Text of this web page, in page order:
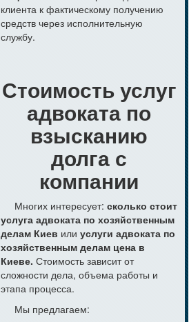
клиента к фактическому получению
средств через исполнительную
службу.
Стоимость услуг
адвоката по
взысканию
долга с
компании
Многих интересует: сколько стоит
услуга адвоката по хозяйственным
делам Киев или услуги адвоката по
хозяйственным делам цена в
Киеве. Стоимость зависит от
сложности дела, объема работы и
этапа процесса.
Мы предлагаем: